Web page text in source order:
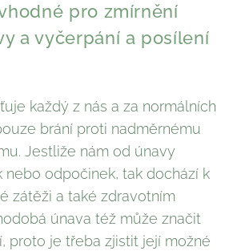
pro zmírnění
a vyčerpání a posílení
každý z nás a za normálních
brání proti nadměrnému
Jestliže nám od únavy
nebo odpočinek, tak dochází k
zátěži a také zdravotním
únava též může značit
proto je třeba zjistit její možné